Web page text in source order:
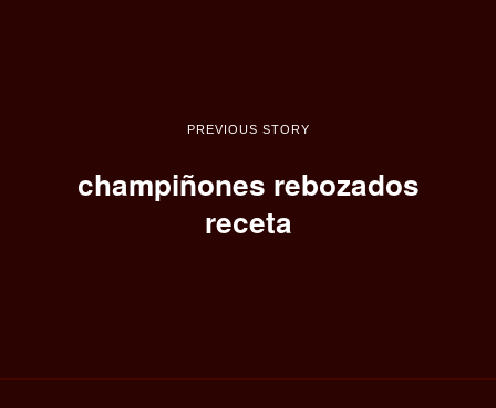
PREVIOUS STORY
champiñones rebozados
receta